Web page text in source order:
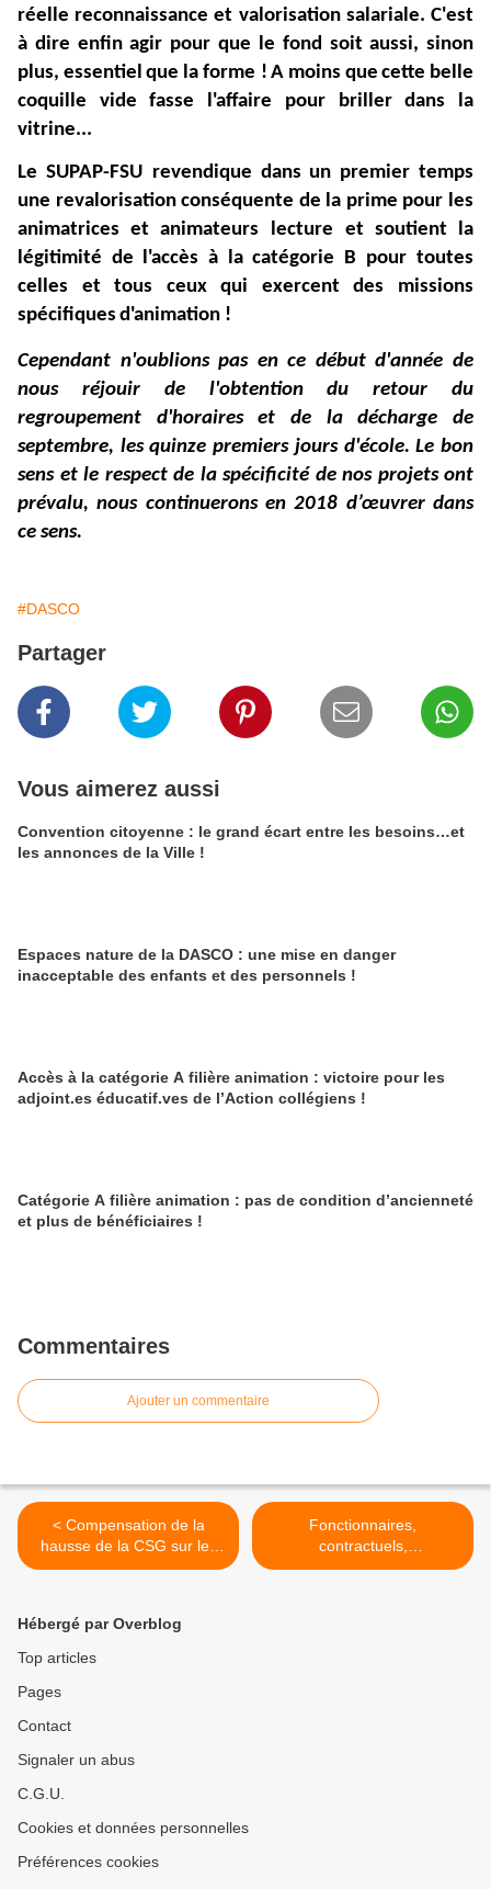
réelle reconnaissance et valorisation salariale. C'est
à dire enfin agir pour que le fond soit aussi, sinon
plus, essentiel que la forme ! A moins que cette belle
coquille
vide fasse l'affaire pour briller dans
la
vitrine...
Le SUPAP-FSU revendique dans un premier temps
une revalorisation conséquente de la prime pour les
animatrices et animateurs lecture et soutient la
légitimité de l'accès à la catégorie B pour toutes
celles
et tous ceux qui exercent des
missions
spécifiques d'animation !
Cependant n'oublions pas en ce début d'année de
nous réjouir de l'obtention du retour du
regroupement d'horaires et de la décharge de
septembre, les quinze premiers jours d'école. Le bon
sens et le respect de la spécificité de nos projets ont
prévalu, nous continuerons en 2018 d’œuvrer dans
ce sens.
#DASCO
Partager
Vous aimerez aussi
Convention citoyenne : le grand écart entre les besoins…et
les annonces de la Ville !
Espaces nature de la DASCO : une mise en danger
inacceptable des enfants et des personnels !
Accès à la catégorie A filière animation : victoire pour les
adjoint.es éducatif.ves de l’Action collégiens !
Catégorie A filière animation : pas de condition d’ancienneté
et plus de bénéficiaires !
Commentaires
Ajouter un commentaire
< Compensation de la
hausse de la CSG sur les
fiches de paie de janvier !
Fonctionnaires,
contractuels,
vacataires….Vous avez
Hébergé par Overblog
Top articles
Pages
Contact
Signaler un abus
C.G.U.
Cookies et données personnelles
Préférences cookies